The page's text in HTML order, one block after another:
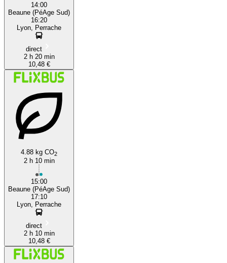
14:00
Beaune (PéAge Sud)
16:20
Lyon, Perrache
direct
2 h 20 min
10,48 €
4.88 kg CO2
2 h 10 min
15:00
Beaune (PéAge Sud)
17:10
Lyon, Perrache
direct
2 h 10 min
10,48 €